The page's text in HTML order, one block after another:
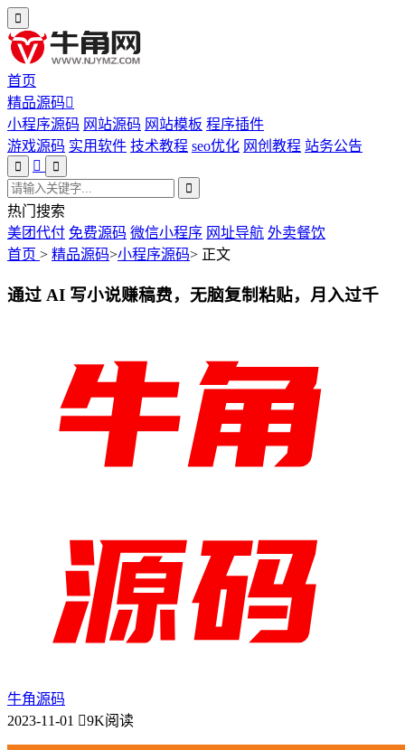
首页
精品源码
小程序源码 网站源码 网站模板 程序插件
游戏源码 实用软件 技术教程 seo优化 网创教程 站务公告
热门搜索
美团代付 免费源码 微信小程序 网址导航 外卖餐饮
首页 > 精品源码>小程序源码> 正文
通过 AI 写小说赚稿费，无脑复制粘贴，月入过千
牛角源码
2023-11-01
9K阅读